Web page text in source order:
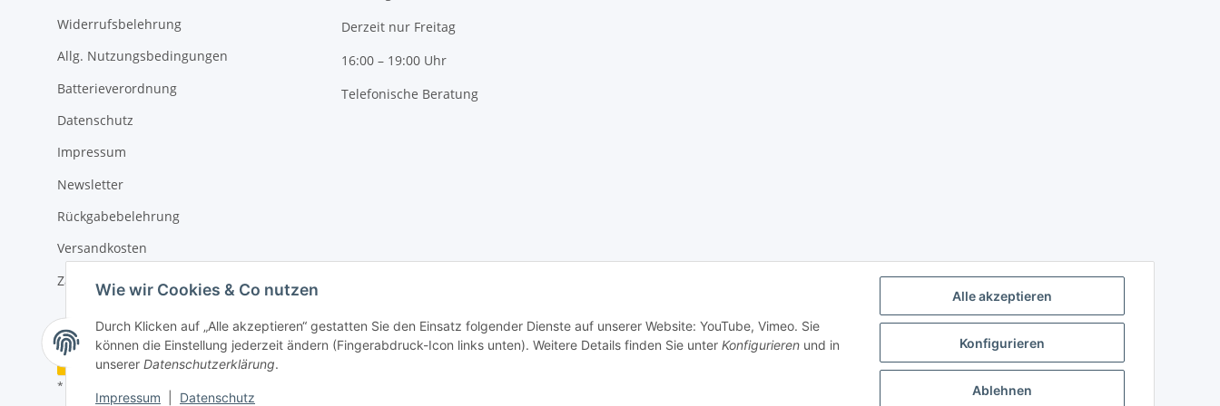
Alle akzeptieren
Konfigurieren
Ablehnen
Wie wir Cookies & Co nutzen
Durch Klicken auf „Alle akzeptieren“ gestatten Sie den Einsatz folgender Dienste auf unserer Website: YouTube, Vimeo. Sie
können die Einstellung jederzeit ändern (Fingerabdruck-Icon links unten). Weitere Details finden Sie unter Konfigurieren und in
unserer Datenschutzerklärung.
Impressum Datenschutz
Widerrufsbelehrung
Allg. Nutzungsbedingungen
Batterieverordnung
Datenschutz
Impressum
Newsletter
Rückgabebelehrung
Versandkosten
Zahlungsmöglichkeiten
Derzeit nur Freitag
16:00 – 19:00 Uhr
Telefonische Beratung
Vertrag widerrufen
* Alle Preise inkl. gesetzlicher USt., zzgl.